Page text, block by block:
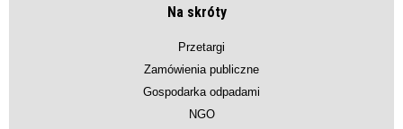
Na skróty
Przetargi
Zamówienia publiczne
Gospodarka odpadami
NGO